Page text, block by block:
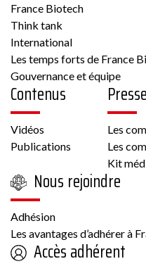
France Biotech
Think tank
International
Les temps forts de France
Gouvernance et équipe
Contenus
Vidéos
Publications
Presse
Les
Les
Kit
Nous rejoindre
Adhésion
Les avantages d’adhérer à
Accès adhérent